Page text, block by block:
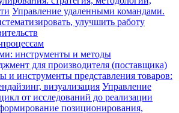
Управление удаленными командами.
улучшить работу
инструменты и методы
для производителя (поставщика)
и инструменты представления товаров:
визуализация Управление
от исследований до реализации
позиционирования,